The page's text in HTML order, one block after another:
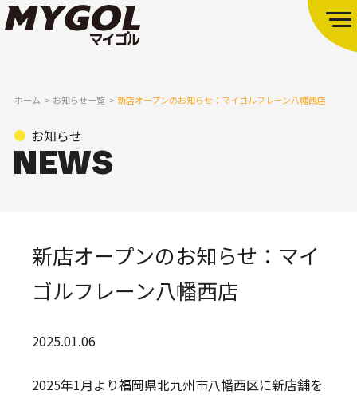
ホーム お知らせ一覧 新店オープンのお知らせ：マイゴルフレーン八幡西店
お知らせ
新店オープンのお知らせ：マイ
ゴルフレーン八幡西店
2025.01.06
2025年1月より福岡県北九州市八幡西区に新店舗を